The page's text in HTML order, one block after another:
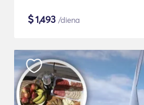
$1,493 /diena